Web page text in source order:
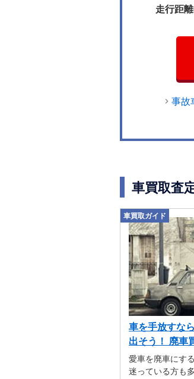
走行距
事故
車買取査
車買取ガイド
車を手放すな
出そう！ 廃車
解説
愛車を廃車にす
迷っている方も